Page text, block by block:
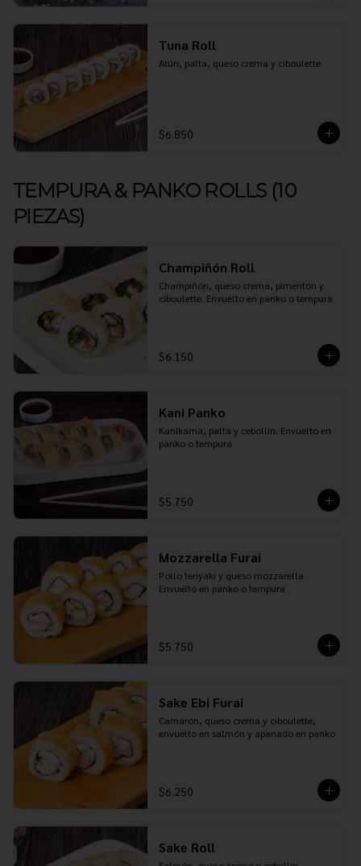
Tuna Roll
Atún, palta, queso crema y ciboulette
$6.850
TEMPURA & PANKO ROLLS (10
PIEZAS)
Champiñón Roll
Champiñón, queso crema, pimentón y
ciboulette. Envuelto en panko o tempura
$6.150
Kani Panko
Kanikama, palta y cebollín. Envuelto en
panko o tempura
$5.750
Mozzarella Furai
Pollo teriyaki y queso mozzarella.
Envuelto en panko o tempura
$5.750
Sake Ebi Furai
Camarón, queso crema y ciboulette,
envuelto en salmón y apanado en panko
$6.250
Sake Roll